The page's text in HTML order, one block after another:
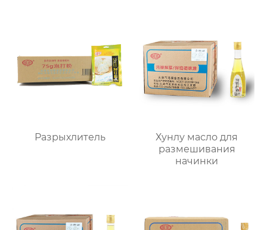
Разрыхлитель
Хунлу масло для
размешивания
начинки